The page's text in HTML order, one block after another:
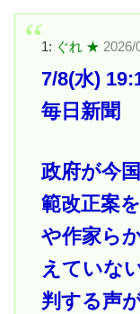
1: ぐれ ★ 2026/
7/8(水)
毎日新聞
政府が今
範改正案
や作家ら
えていな
判する声